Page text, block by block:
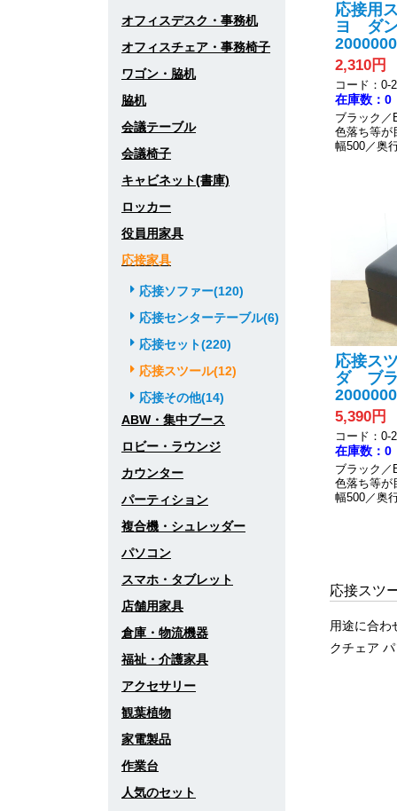
応接用
ヨ ダ
2,310円
コード：0-
在庫数：0
ブラック／
色落ち等が
幅500／奥
応接ス
ダ ブ
5,390円
コード：0-
在庫数：0
ブラック／
色落ち等が
幅500／奥
応接スツ
用途に合わ
クチェア
オフィスデスク・事務机
オフィスチェア・事務椅子
ワゴン・脇机
脇机
会議テーブル
会議椅子
キャビネット(書庫)
ロッカー
役員用家具
応接家具
応接ソファー(120)
応接センターテーブル(6)
応接セット(220)
応接スツール(12)
応接その他(14)
ABW・集中ブース
ロビー・ラウンジ
カウンター
パーティション
複合機・シュレッダー
パソコン
スマホ・タブレット
店舗用家具
倉庫・物流機器
福祉・介護家具
アクセサリー
観葉植物
家電製品
作業台
人気のセット